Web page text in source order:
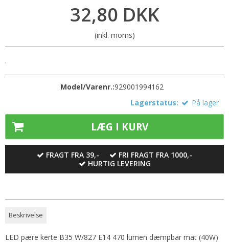
32,80 DKK
(inkl. moms)
.
Model/Varenr.:929001994162
Lagerstatus:
På lager
LÆG I KURV
FRAGT FRA 39,-
FRI FRAGT FRA 1000,-
HURTIG LEVERING
Beskrivelse
LED pære kerte B35 W/827 E14 470 lumen dæmpbar mat (40W)